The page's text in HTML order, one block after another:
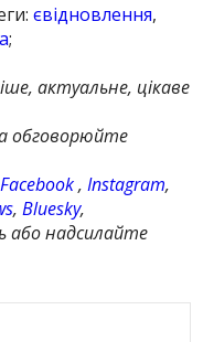
євідновлення,
;
актуальне, цікаве
обговорюйте
Facebook,Instagram,
,Bluesky,
або надсилайте